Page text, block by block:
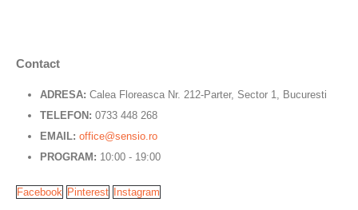
Contact
ADRESA: Calea Floreasca Nr. 212-Parter, Sector 1, Bucuresti
TELEFON: 0733 448 268
EMAIL: office@sensio.ro
PROGRAM: 10:00 - 19:00
Facebook Pinterest Instagram